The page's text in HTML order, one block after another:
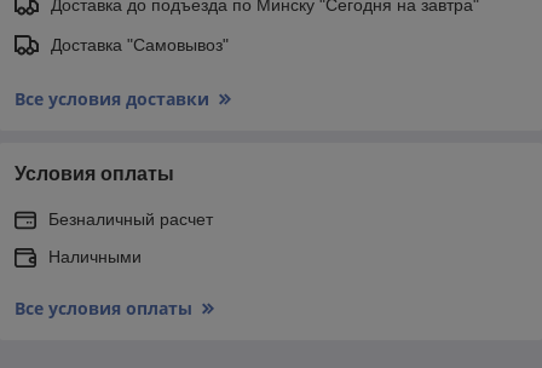
Доставка до подъезда по Минску "Сегодня на завтра"
Доставка "Самовывоз"
Все условия доставки
Условия оплаты
Безналичный расчет
Наличными
Все условия оплаты